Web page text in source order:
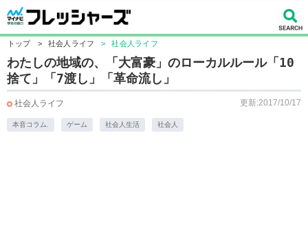
トップ > 社会人ライフ > 社会人ライフ
わたしの地域の、「大富豪」のローカルルール「10
捨て」「7渡し」「革命流し」
社会人ライフ 更新:2017/10/17
本音コラム. ゲーム 社会人生活 社会人